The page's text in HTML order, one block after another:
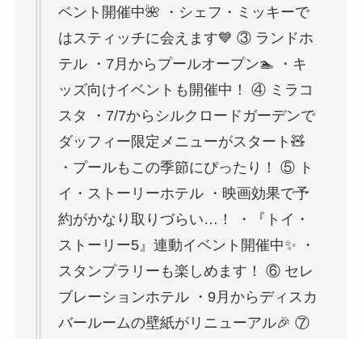
ベント開催中🌺 ・シェフ・ミッキーで
はスティッチに会えます💙 ③ ランドホ
テル ・7月からプールオープン🏊 ・キ
ッズ向けイベントも開催中！ ④ ミラコ
スタ ・7/7からシルクロードガーデンで
ダッフィー限定メニューがスタート🧸
・プールもこの季節にぴったり！ ⑤ ト
イ・ストーリーホテル ・映画効果で予
約がかなり取りづらい…！ ・『トイ・
ストーリー5』連動イベント開催中✨ ・
スタンプラリーも楽しめます！ ⑥ セレ
ブレーションホテル ・9月からディスカ
バールームの壁紙がリニューアル🎉 ⑦